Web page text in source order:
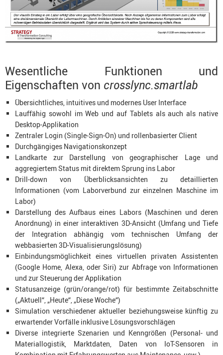
Wesentliche Funktionen und
Eigenschaften von crosslync.smartlab
Übersichtliches, intuitives und modernes User Interface
Lauffähig sowohl im Web und auf Tablets als auch als native
Desktop-Applikation
Zentraler Login (Single-Sign-On) und rollenbasierter Client
Durchgängiges Navigationskonzept
Landkarte zur Darstellung von geographischer Lage und
aggregiertem Status mit direktem Sprung ins Labor
Drill-down von Überblicksansichten zu detaillierten
Informationen (vom Laborverbund zur einzelnen Maschine im
Labor)
Darstellung des Aufbaus eines Labors (Maschinen und deren
Anordnung) in einer interaktiven 3D-Ansicht (Umfang und Tiefe
der Integration abhängig vom technischen Umfang der
webbasierten 3D-Visualisierungslösung)
Einbindungsmöglichkeit eines virtuellen privaten Assistenten
(Google Home, Alexa, oder Siri) zur Abfrage von Informationen
und zur Steuerung der Applikation
Statusanzeige (grün/orange/rot) für bestimmte Zeitabschnitte
(„Aktuell“, „Heute“, „Diese Woche“)
Simulation verschiedener aktueller beziehungsweise künftig zu
erwartender Vorfälle inklusive Lösungsvorschlägen
Diverse integrierte Szenarien und Kenngrößen (Personal- und
Materiallogistik, Marktdaten, Daten von IoT-Sensoren in